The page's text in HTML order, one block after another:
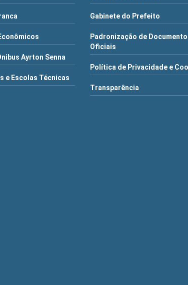
Ayrton Senna
e Escolas Técnicas
Gabinete do Prefeito
Padronização de
Oficiais
Política de Privacidade e
Transparência